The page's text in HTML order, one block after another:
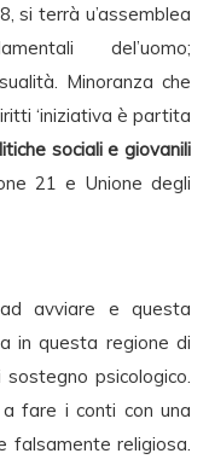
si terrà u’assemblea
del’uomo;
Minoranza che
‘iniziativa è partita
sociali e giovanili
21 e Unione degli
avviare e questa
in questa regione di
sostegno psicologico.
fare i conti con una
falsamente religiosa.